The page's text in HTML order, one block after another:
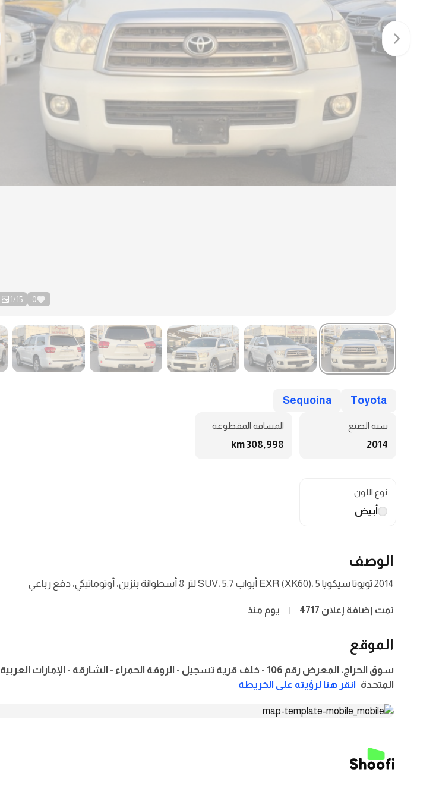
0
1/15
Toyota
Sequoina
سنة الصنع
2014
المسافة المقطوعة
308,998 km
نوع اللون
أبيض
الوصف
2014 تويوتا سيكويا EXR (XK60)، 5 أبواب SUV، 5.7 لتر 8 أسطوانة بنزين، أوتوماتيكي، دفع رباعي
تمت إضافة إعلان 4717 يوم منذ
الموقع
سوق الحراج، المعرض رقم 106 - خلف قرية تسجيل - الروقة الحمراء - الشارقة - الإمارات العربية
المتحدة انقر هنا لرؤيته على الخريطة